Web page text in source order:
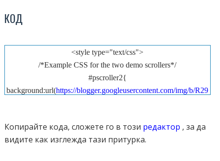
КОД
<style type="text/css">
/*Example CSS for the two demo scrollers*/
#pscroller2{
background:url(https://blogger.googleusercontent.com/img/b/R29
QD0-t7m0l00vxCcB4BrPbyDdknhsoDET9A_uuht-
wIhRHiPiHTQ5Nr0mqGK20VBzTfvY_vFRIdS1f0tC9xI2Z3iB
Копирайте кода, сложете го в този редактор , за да
видите как изглежда тази притурка.